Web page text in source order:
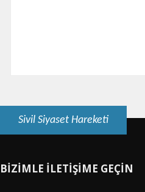
Sivil Siyaset Hareketi
BİZİMLE İLETİŞİME GEÇİN